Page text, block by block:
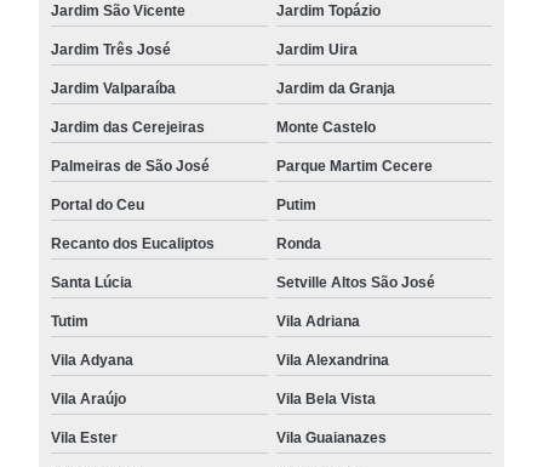
Jardim São Vicente Jardim Topázio
Jardim Três José Jardim Uira
Jardim Valparaíba Jardim da Granja
Jardim das Cerejeiras Monte Castelo
Palmeiras de São José Parque Martim Cecere
Portal do Ceu Putim
Recanto dos Eucaliptos Ronda
Santa Lúcia Setville Altos São José
Tutim Vila Adriana
Vila Adyana Vila Alexandrina
Vila Araújo Vila Bela Vista
Vila Ester Vila Guaianazes